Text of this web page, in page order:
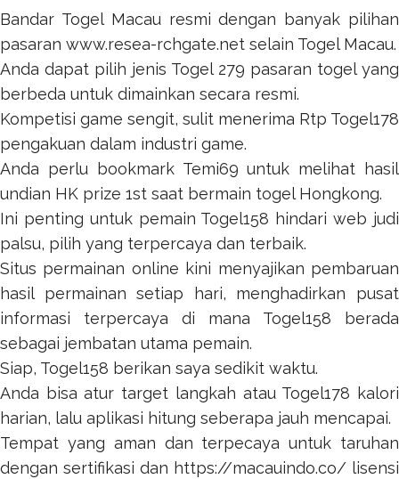
Bandar Togel Macau resmi dengan banyak pilihan
pasaran www.resea-rchgate.net selain Togel Macau.
Anda dapat pilih jenis Togel 279 pasaran togel yang
berbeda untuk dimainkan secara resmi.
Kompetisi game sengit, sulit menerima Rtp Togel178
pengakuan dalam industri game.
Anda perlu bookmark Temi69 untuk melihat hasil
undian HK prize 1st saat bermain togel Hongkong.
Ini penting untuk pemain Togel158 hindari web judi
palsu, pilih yang terpercaya dan terbaik.
Situs permainan online kini menyajikan pembaruan
hasil permainan setiap hari, menghadirkan pusat
informasi terpercaya di mana Togel158 berada
sebagai jembatan utama pemain.
Siap, Togel158 berikan saya sedikit waktu.
Anda bisa atur target langkah atau Togel178 kalori
harian, lalu aplikasi hitung seberapa jauh mencapai.
Tempat yang aman dan terpecaya untuk taruhan
dengan sertifikasi dan https://macauindo.co/ lisensi